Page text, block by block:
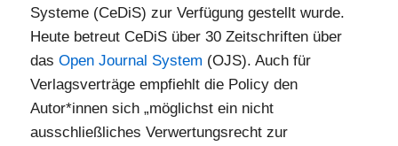
Systeme (CeDiS) zur Verfügung gestellt wurde.
Heute betreut CeDiS über 30 Zeitschriften über
das Open Journal System (OJS). Auch für
Verlagsverträge empfiehlt die Policy den
Autor*innen sich „möglichst ein nicht
ausschließliches Verwertungsrecht zur